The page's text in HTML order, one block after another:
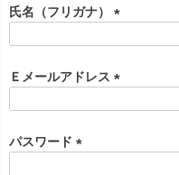
須
)
氏名（フリガナ）
須
)
Ｅメールアドレス
)
パスワード